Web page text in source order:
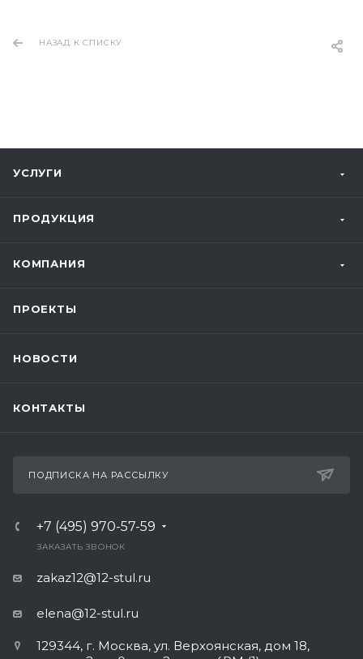
НАЗАД К СПИСКУ
УСЛУГИ
ПРОДУКЦИЯ
КОМПАНИЯ
ПРОЕКТЫ
НОВОСТИ
КОНТАКТЫ
ПОДПИСКА НА РАССЫЛКУ
+7 (495) 970-57-59
ЗАКАЗАТЬ ЗВОНОК
zakaz12@12-stul.ru
elena@12-stul.ru
129344, г. Москва, ул. Верхоянская, дом 18,